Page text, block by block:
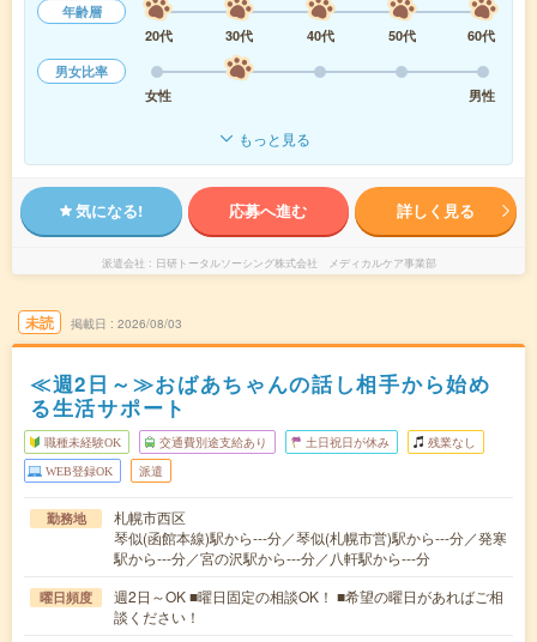
年齢層
20代
30代 40代 50代
60代
男女比率
女性
男性
もっと見る
気になる! 応募へ進む 詳しく見る
派遣会社 日研トータルソーシング株式会社 メディカルケア事業部
未読 掲載日 2026/08/03
≪週2日～≫おばあちゃんの話し相手から始め
る生活サポート
職種未経験OK 交通費別途支給あり 土日祝日が休み 残業なし
WEB登録OK 派遣
勤務地
札幌市西区
琴似(函館本線)駅から---分／琴似(札幌市営)駅から---分／発寒
駅から---分／宮の沢駅から---分／八軒駅から---分
曜日頻度
週2日～OK ■曜日固定の相談OK！ ■希望の曜日があればご相
談ください！